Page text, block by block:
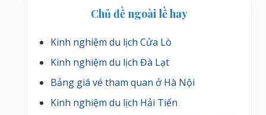
Chủ đề ngoài lề hay
Kinh nghiệm du lịch Cửa Lò
Kinh nghiệm du lịch Đà Lạt
Bảng giá vé tham quan ở Hà Nội
Kinh nghiệm du lịch Hải Tiến